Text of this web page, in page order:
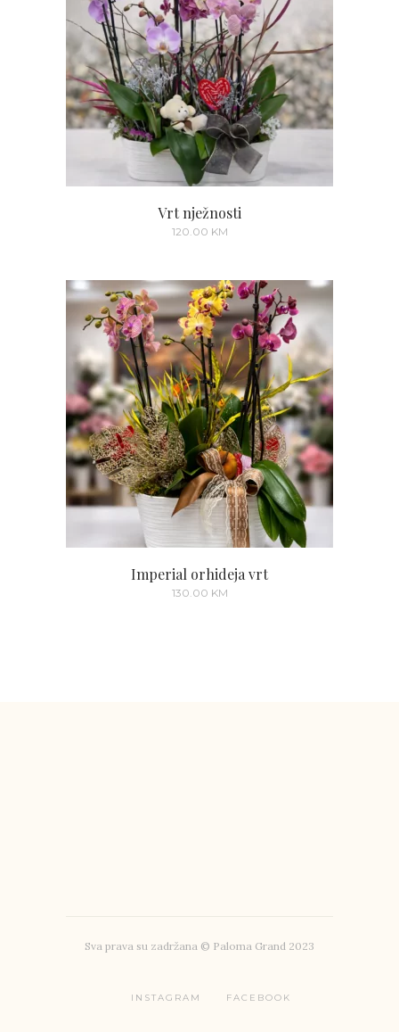
Vrt nježnosti
120.00 KM
Imperial orhideja vrt
130.00 KM
Sva prava su zadržana © Paloma Grand 2023
INSTAGRAM FACEBOOK